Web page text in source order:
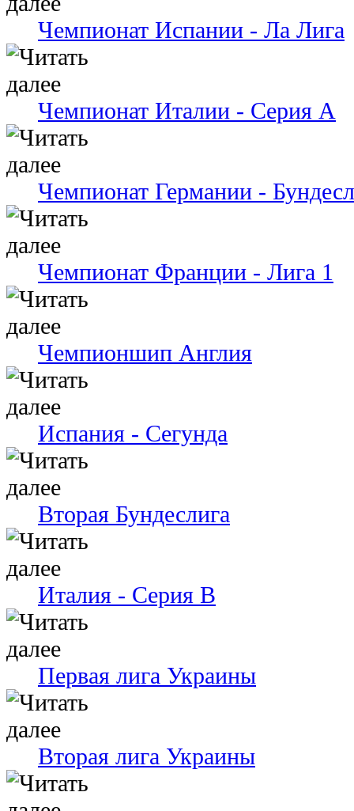
Чемпионат Испании - Ла Лига
Чемпионат Италии - Серия А
Чемпионат Германии -
Чемпионат Франции - Лига 1
Чемпионшип Англия
Испания - Сегунда
Вторая Бундеслига
Италия - Серия В
Первая лига Украины
Вторая лига Украины